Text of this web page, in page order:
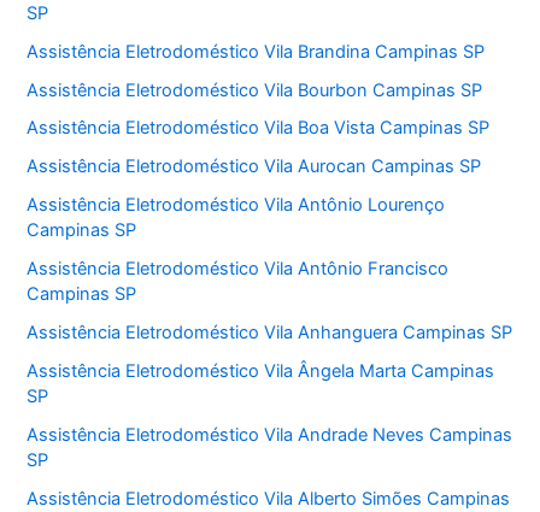
SP
Assistência Eletrodoméstico Vila Brandina Campinas SP
Assistência Eletrodoméstico Vila Bourbon Campinas SP
Assistência Eletrodoméstico Vila Boa Vista Campinas SP
Assistência Eletrodoméstico Vila Aurocan Campinas SP
Assistência Eletrodoméstico Vila Antônio Lourenço
Campinas SP
Assistência Eletrodoméstico Vila Antônio Francisco
Campinas SP
Assistência Eletrodoméstico Vila Anhanguera Campinas SP
Assistência Eletrodoméstico Vila Ângela Marta Campinas
SP
Assistência Eletrodoméstico Vila Andrade Neves Campinas
SP
Assistência Eletrodoméstico Vila Alberto Simões Campinas